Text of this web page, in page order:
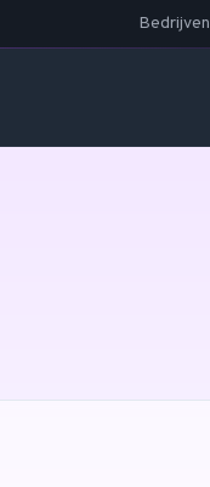
Bedrijven